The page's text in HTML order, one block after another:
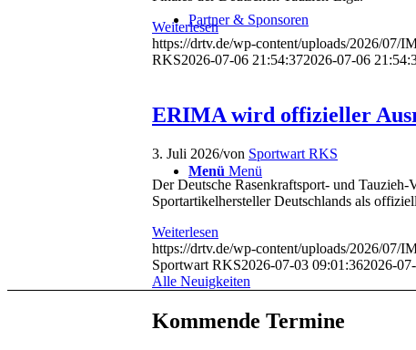
Partner & Sponsoren
Menü Menü
Weiterlesen
https://drtv.de/wp-content/uploads/2026/07/
RKS2026-07-06 21:54:372026-07-06
ERIMA wird offizieller
3. Juli 2026/von Sportwart RKS
Der Deutsche Rasenkraftsport- und
Sportartikelhersteller Deutschlands als
Weiterlesen
https://drtv.de/wp-content/uploads/2026/07/
Sportwart RKS2026-07-03 09:01:362026-
Alle Neuigkeiten
Kommende Termine